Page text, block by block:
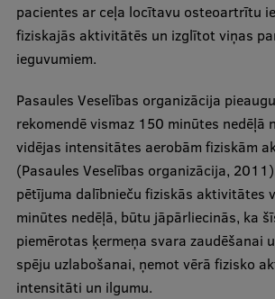
pacientes ar ceļa locītavu osteoartrītu
fiziskajās aktivitātēs un izglītot viņas
ieguvumiem.
Pasaules Veselības organizācija
rekomendē vismaz 150 minūtes nedēļā
vidējas intensitātes aerobām fiziskām
(Pasaules Veselības organizācija,
pētījuma dalībnieču fiziskās aktivitātes
minūtes nedēļā, būtu jāpārliecinās, ka
piemērotas ķermeņa svara zaudēšanai
spēju uzlabošanai, ņemot vērā fizisko
intensitāti un ilgumu.